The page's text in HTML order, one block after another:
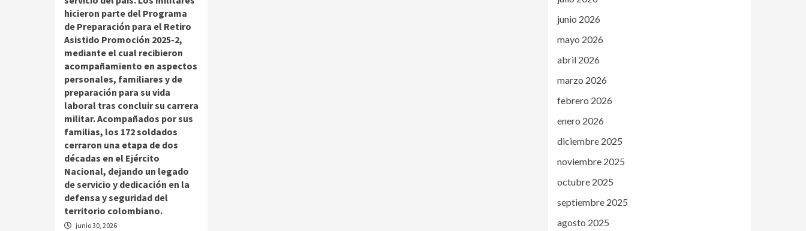
hicieron parte del Programa
de Preparación para el Retiro
Asistido Promoción 2025-2,
mediante el cual recibieron
acompañamiento en aspectos
personales, familiares y de
preparación para su vida
laboral tras concluir su carrera
militar. Acompañados por sus
familias, los 172 soldados
cerraron una etapa de dos
décadas en el Ejército
Nacional, dejando un legado
de servicio y dedicación en la
defensa y seguridad del
territorio colombiano.
junio 30, 2026
junio 2026
mayo 2026
abril 2026
marzo 2026
febrero 2026
enero 2026
diciembre 2025
noviembre 2025
octubre 2025
septiembre 2025
agosto 2025